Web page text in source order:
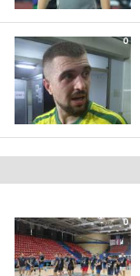
0
0